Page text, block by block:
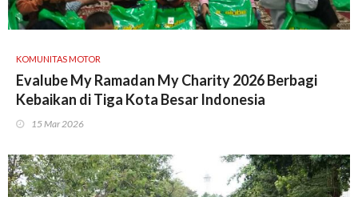
KOMUNITAS MOTOR
Evalube My Ramadan My Charity 2026 Berbagi
Kebaikan di Tiga Kota Besar Indonesia
15 Mar 2026